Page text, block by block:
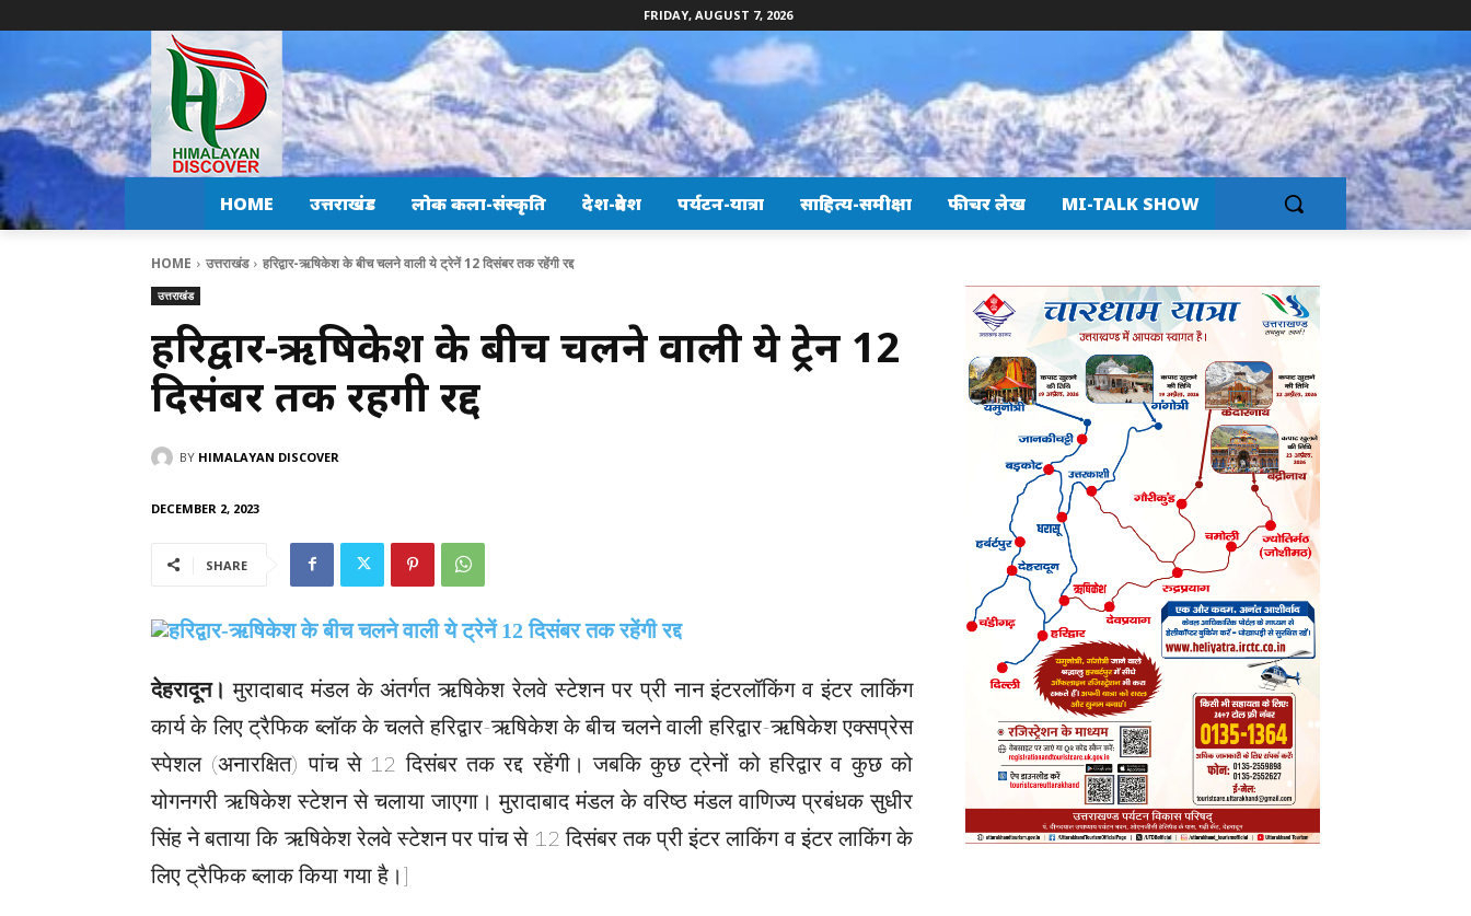
FRIDAY, AUGUST 7, 2026
HOME उत्तराखंड लोक कला-संस्कृति देश-प्रदेश पर्यटन-यात्रा साहित्य-समीक्षा फीचर लेख MI-TALK SHOW
HOME उत्तराखंड हरिद्वार-ऋषिकेश के बीच चलने वाली ये ट्रेनें 12 दिसंबर तक रहेंगी रद्द
उत्तराखंड
हरिद्वार-ऋषिकेश के बीच चलने वाली ये ट्रेनें 12
दिसंबर तक रहेंगी रद्द
BY HIMALAYAN DISCOVER
DECEMBER 2, 2023
SHARE
देहरादून।मुरादाबाद मंडल के अंतर्गत ऋषिकेश रेलवे स्टेशन पर प्री नान इंटरलॉकिंग व इंटर लाकिंग
कार्य के लिए ट्रैफिक ब्लॉक के चलते हरिद्वार-ऋषिकेश के बीच चलने वाली हरिद्वार-ऋषिकेश एक्सप्रेस
स्पेशल (अनारक्षित) पांच से 12 दिसंबर तक रद्द रहेंगी। जबकि कुछ ट्रेनों को हरिद्वार व कुछ को
योगनगरी ऋषिकेश स्टेशन से चलाया जाएगा। मुरादाबाद मंडल के वरिष्ठ मंडल वाणिज्य प्रबंधक सुधीर
सिंह ने बताया कि ऋषिकेश रेलवे स्टेशन पर पांच से 12 दिसंबर तक प्री इंटर लाकिंग व इंटर लाकिंग के
लिए ट्रैफिक ब्लाक किया गया है।]